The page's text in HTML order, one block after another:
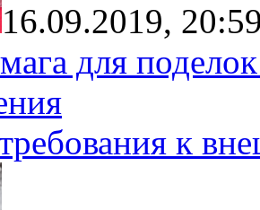
16.09.2019,
для
к